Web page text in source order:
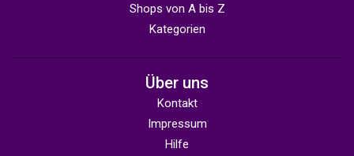
Shops von A bis Z
Kategorien
Über uns
Kontakt
Impressum
Hilfe